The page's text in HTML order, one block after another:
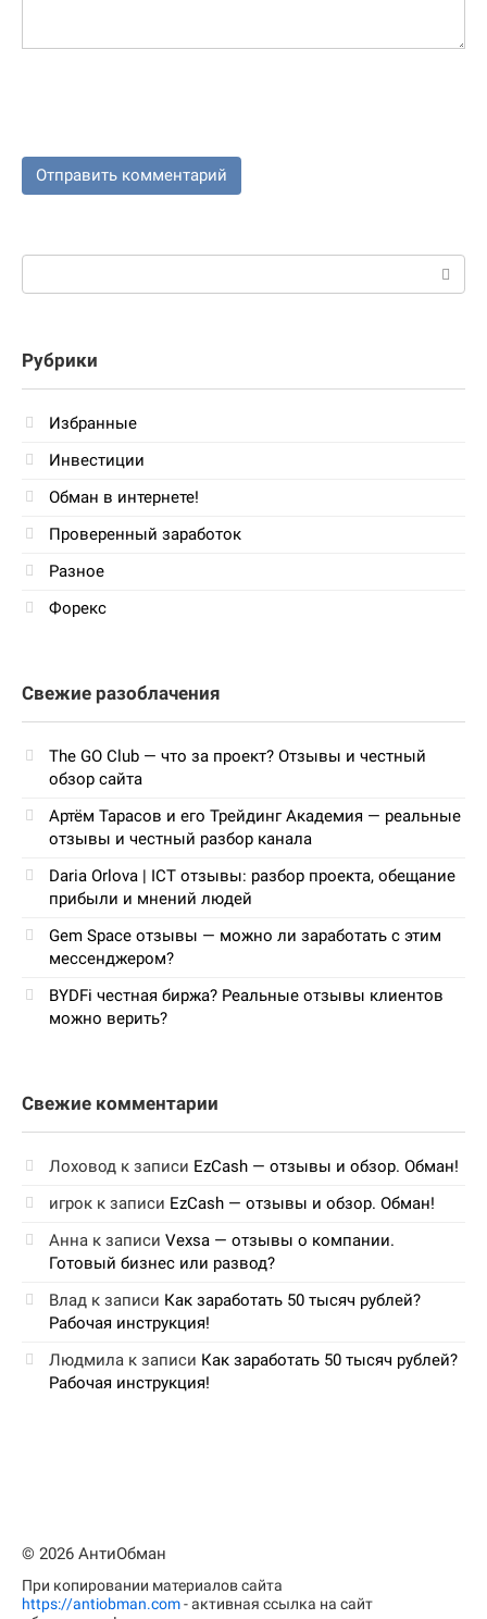
Поиск:
Рубрики
Избранные
Инвестиции
Обман в интернете!
Проверенный заработок
Разное
Форекс
Свежие разоблачения
The GO Club — что за проект? Отзывы и честный
обзор сайта
Артём Тарасов и его Трейдинг Академия — реальные
отзывы и честный разбор канала
Daria Orlova | ICT отзывы: разбор проекта, обещание
прибыли и мнений людей
Gem Space отзывы — можно ли заработать с этим
мессенджером?
BYDFi честная биржа? Реальные отзывы клиентов
можно верить?
Свежие комментарии
Лоховод к записи EzCash — отзывы и обзор. Обман!
игрок к записи EzCash — отзывы и обзор. Обман!
Анна к записи Vexsa — отзывы о компании.
Готовый бизнес или развод?
Влад к записи Как заработать 50 тысяч рублей?
Рабочая инструкция!
Людмила к записи Как заработать 50 тысяч рублей?
Рабочая инструкция!
© 2026 АнтиОбман
При копировании материалов сайта
https://antiobman.com- активная ссылка на сайт